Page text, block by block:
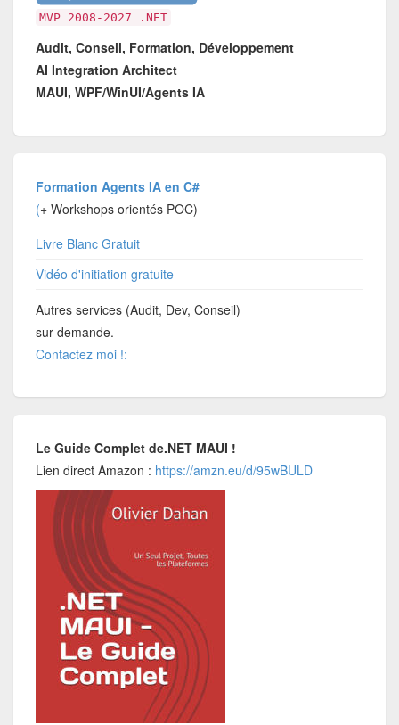
MVP 2008-2027 .NET
Audit, Conseil, Formation, Développement
AI Integration Architect
MAUI, WPF/WinUI/Agents IA
Formation Agents IA en C#
(+ Workshops orientés POC)
Livre Blanc Gratuit
Vidéo d'initiation gratuite
Autres services (Audit, Dev, Conseil)
sur demande.
Contactez moi !:
Le Guide Complet de.NET MAUI !
Lien direct Amazon : https://amzn.eu/d/95wBULD